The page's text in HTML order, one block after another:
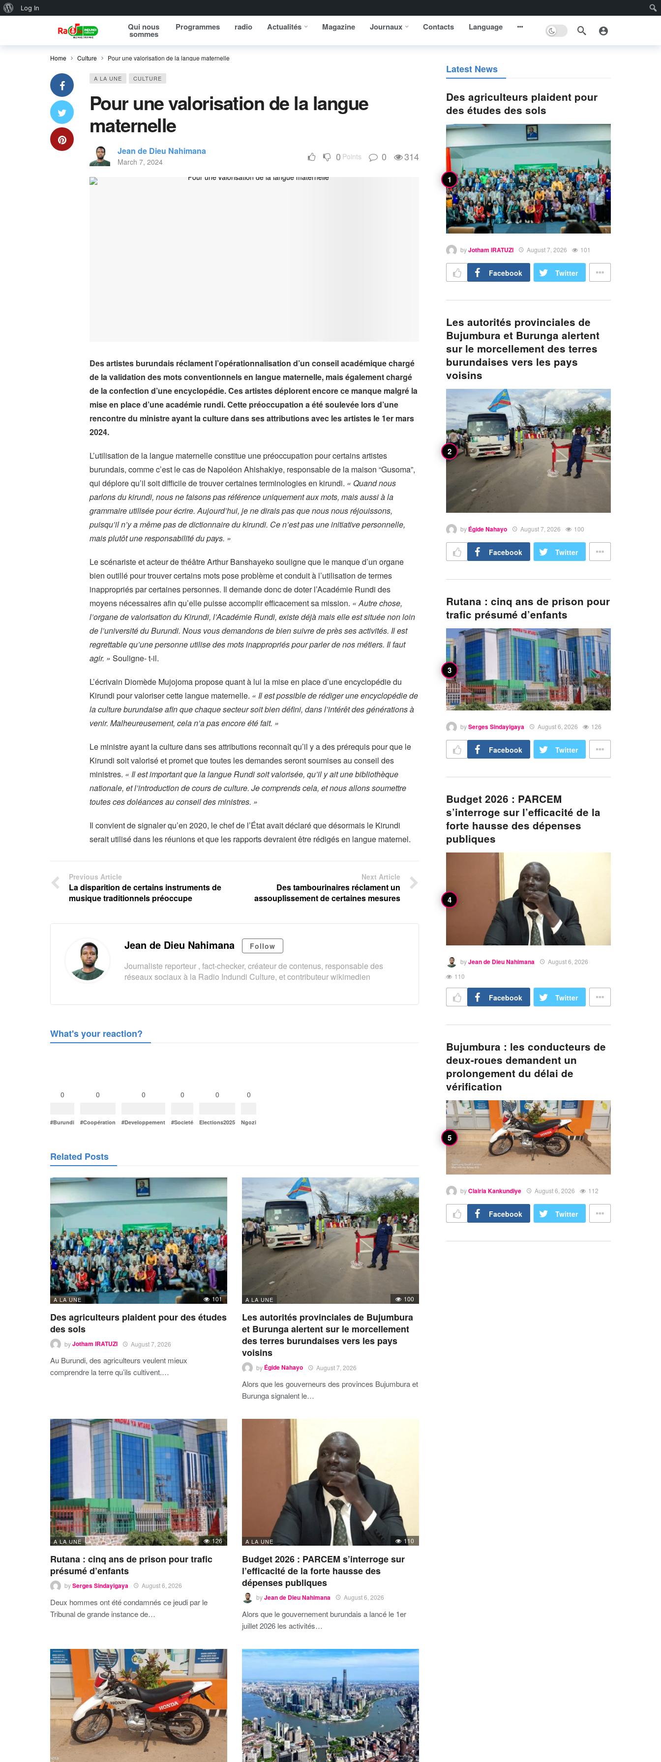
About WordPress
Log In
Qui nous
sommes
Programmes radio Actualités Magazine Journaux Contacts Language
Home Culture Pour une valorisation de la langue maternelle
A LA UNE CULTURE
Pour une valorisation de la langue
maternelle
Jean de Dieu Nahimana
March 7, 2024 0 Points 0 314
Des artistes burundais réclament l’opérationnalisation d’un conseil académique chargé
de la validation des mots conventionnels en langue maternelle, mais également chargé
de la confection d’une encyclopédie. Ces artistes déplorent encore ce manque malgré la
mise en place d’une académie rundi. Cette préoccupation a été soulevée lors d’une
rencontre du ministre ayant la culture dans ses attributions avec les artistes le 1er mars
2024.
L’utilisation de la langue maternelle constitue une préoccupation pour certains artistes
burundais, comme c’est le cas de Napoléon Ahishakiye, responsable de la maison “Gusoma”,
qui déplore qu’il soit difficile de trouver certaines terminologies en kirundi. « Quand nous
parlons du kirundi, nous ne faisons pas référence uniquement aux mots, mais aussi à la
grammaire utilisée pour écrire. Aujourd’hui, je ne dirais pas que nous nous réjouissons,
puisqu’il n’y a même pas de dictionnaire du kirundi. Ce n’est pas une initiative personnelle,
mais plutôt une responsabilité du pays. »
Le scénariste et acteur de théâtre Arthur Banshayeko souligne que le manque d’un organe
bien outillé pour trouver certains mots pose problème et conduit à l’utilisation de termes
inappropriés par certaines personnes. Il demande donc de doter l’Académie Rundi des
moyens nécessaires afin qu’elle puisse accomplir efficacement sa mission. « Autre chose,
l’organe de valorisation du Kirundi, l’Académie Rundi, existe déjà mais elle est située non loin
de l’université du Burundi. Nous vous demandons de bien suivre de près ses activités. Il est
regrettable qu’une personne utilise des mots inappropriés pour parler de nos métiers. Il faut
agir. » Souligne- t-il.
L’écrivain Diomède Mujojoma propose quant à lui la mise en place d’une encyclopédie du
Kirundi pour valoriser cette langue maternelle. « Il est possible de rédiger une encyclopédie de
la culture burundaise afin que chaque secteur soit bien défini, dans l’intérêt des générations à
venir. Malheureusement, cela n’a pas encore été fait. »
Le ministre ayant la culture dans ses attributions reconnaît qu’il y a des prérequis pour que le
Kirundi soit valorisé et promet que toutes les demandes seront soumises au conseil des
ministres. « Il est important que la langue Rundi soit valorisée, qu’il y ait une bibliothèque
nationale, et l’introduction de cours de culture. Je comprends cela, et nous allons soumettre
toutes ces doléances au conseil des ministres. »
Il convient de signaler qu’en 2020, le chef de l’État avait déclaré que désormais le Kirundi
serait utilisé dans les réunions et que les rapports devraient être rédigés en langue maternel.
Previous Article
La disparition de certains instruments de
musique traditionnels préoccupe
Next Article
Des tambourinaires réclament un
assouplissement de certaines mesures
Jean de Dieu Nahimana Follow
Journaliste reporteur , fact-checker, créateur de contenus, responsable des
réseaux sociaux à la Radio Indundi Culture, et contributeur wikimedien
What's your reaction?
0
#Burundi
0
#Coopération
0
#Developpement
0
#Societé
0
Elections2025
0
Ngozi
Related Posts
A LA UNE 101
Des agriculteurs plaident pour des études
des sols
byJotham IRATUZI August 7, 2026
Au Burundi, des agriculteurs veulent mieux
comprendre la terre qu’ils cultivent.…
A LA UNE 100
Les autorités provinciales de Bujumbura
et Burunga alertent sur le morcellement
des terres burundaises vers les pays
voisins
by Égide Nahayo August 7, 2026
Alors que les gouverneurs des provinces Bujumbura et
Burunga signalent le…
A LA UNE 126
Rutana : cinq ans de prison pour trafic
présumé d’enfants
bySerges Sindayigaya August 6, 2026
Deux hommes ont été condamnés ce jeudi par le
Tribunal de grande instance de…
A LA UNE 110
Budget 2026 : PARCEM s’interroge sur
l’efficacité de la forte hausse des
dépenses publiques
byJean de Dieu Nahimana August 6, 2026
Alors que le gouvernement burundais a lancé le 1er
juillet 2026 les activités…
Latest News
Des agriculteurs plaident pour
des études des sols
byJotham IRATUZI August 7, 2026 101
Facebook Twitter
Les autorités provinciales de
Bujumbura et Burunga alertent
sur le morcellement des terres
burundaises vers les pays
voisins
by Égide Nahayo August 7, 2026 100
Facebook Twitter
Rutana : cinq ans de prison pour
trafic présumé d’enfants
bySerges Sindayigaya August 6, 2026 126
Facebook Twitter
Budget 2026 : PARCEM
s’interroge sur l’efficacité de la
forte hausse des dépenses
publiques
byJean de Dieu Nahimana
August 6, 2026
110
Facebook Twitter
Bujumbura : les conducteurs de
deux-roues demandent un
prolongement du délai de
vérification
byClairia Kankundiye August 6, 2026 112
Facebook Twitter